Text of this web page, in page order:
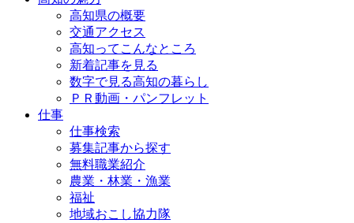
高知県の概要
交通アクセス
高知ってこんなところ
新着記事を見る
数字で見る高知の暮らし
ＰＲ動画・パンフレット
仕事
仕事検索
募集記事から探す
無料職業紹介
農業・林業・漁業
福祉
地域おこし協力隊